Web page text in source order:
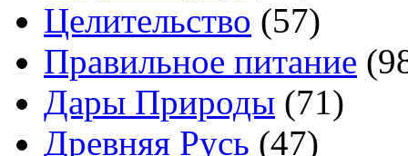
Целительство (57)
Правильное питание
Дары Природы (71)
Древняя Русь (47)